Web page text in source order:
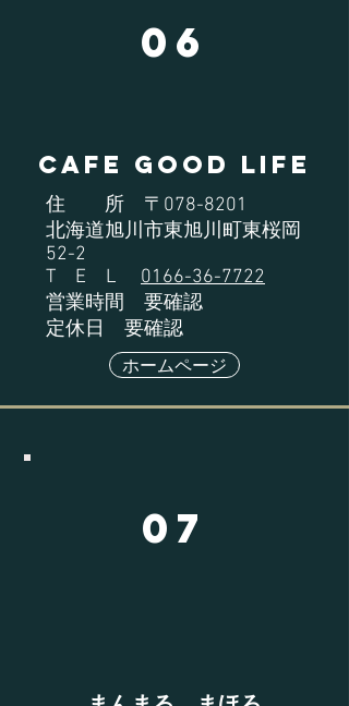
06
Cafe Good Life
住 所 〒078-8201
北海道旭川市東旭川町東桜岡
52-2
T E L 0166-36-7722
営業時間 要確認
定休日 要確認
ホームページ
07